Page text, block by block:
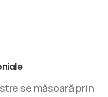
se măsoară prin